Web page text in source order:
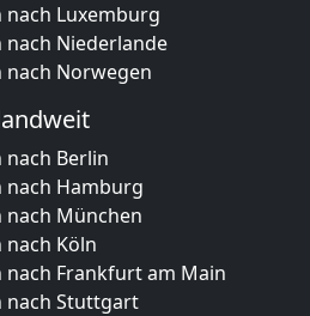
Luxemburg
Niederlande
Norwegen
Berlin
Hamburg
München
Köln
Frankfurt am Main
nach Stuttgart